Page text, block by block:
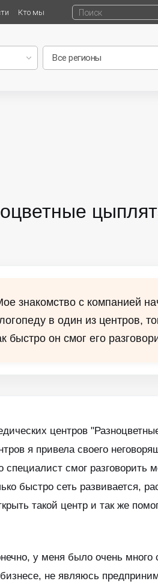
Кто мы
знакомство с компанией
в один из центров,
быстро он смог его
центров
я привела своего
смог разговорить
быстро сеть развивается,
такой центр и так же
у меня было очень много
не являюсь